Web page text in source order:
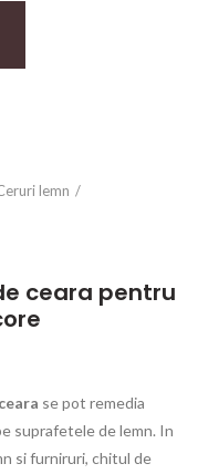
lemn
ceara pentru
se pot remedia
suprafetele de lemn. In
si furniruri, chitul de